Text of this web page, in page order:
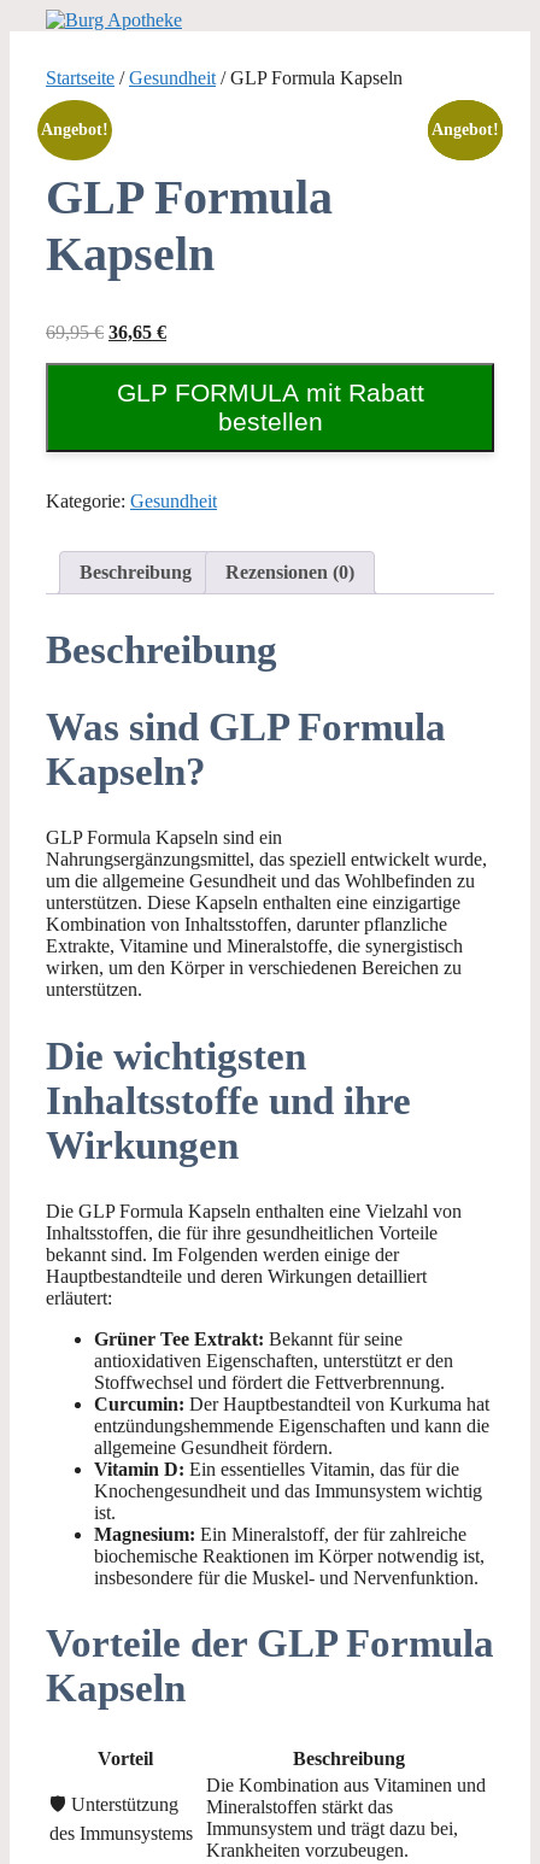
Startseite /Gesundheit / GLP Formula Kapseln
Angebot!
GLP Formula
Kapseln
69,95€ Ursprünglicher
69,95 €
36,65 €Aktueller
36,65 €.
GLP FORMULA mit Rabatt
bestellen
Kategorie: Gesundheit
Beschreibung Rezensionen (0)
Beschreibung
Was sind GLP Formula
Kapseln?
GLP Formula Kapseln sind ein
Nahrungsergänzungsmittel, das speziell entwickelt wurde,
um die allgemeine Gesundheit und das Wohlbefinden zu
unterstützen. Diese Kapseln enthalten eine einzigartige
Kombination von Inhaltsstoffen, darunter pflanzliche
Extrakte, Vitamine und Mineralstoffe, die synergistisch
wirken, um den Körper in verschiedenen Bereichen zu
unterstützen.
Die wichtigsten
Inhaltsstoffe und ihre
Wirkungen
Die GLP Formula Kapseln enthalten eine Vielzahl von
Inhaltsstoffen, die für ihre gesundheitlichen Vorteile
bekannt sind. Im Folgenden werden einige der
Hauptbestandteile und deren Wirkungen detailliert
erläutert:
Grüner Tee Extrakt: Bekannt für seine
antioxidativen Eigenschaften, unterstützt er den
Stoffwechsel und fördert die Fettverbrennung.
Curcumin: Der Hauptbestandteil von Kurkuma hat
entzündungshemmende Eigenschaften und kann die
allgemeine Gesundheit fördern.
Vitamin D: Ein essentielles Vitamin, das für die
Knochengesundheit und das Immunsystem wichtig
ist.
Magnesium: Ein Mineralstoff, der für zahlreiche
biochemische Reaktionen im Körper notwendig ist,
insbesondere für die Muskel- und Nervenfunktion.
Vorteile der GLP Formula
Kapseln
Vorteil Beschreibung
🛡️ Unterstützung
des Immunsystems
Die Kombination aus Vitaminen und
Mineralstoffen stärkt das
Immunsystem und trägt dazu bei,
Krankheiten vorzubeugen.
Angebot!
Angebot!
Angebot!